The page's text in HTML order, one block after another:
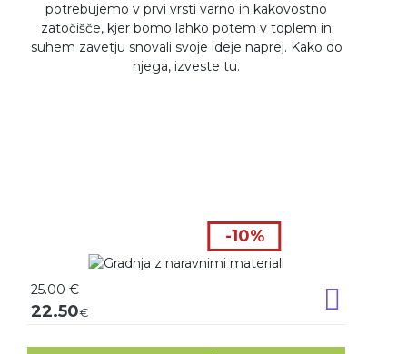
potrebujemo v prvi vrsti varno in kakovostno
zatočišče, kjer bomo lahko potem v toplem in
suhem zavetju snovali svoje ideje naprej. Kako do
njega, izveste tu.
-10%
25.00 €
22.50€